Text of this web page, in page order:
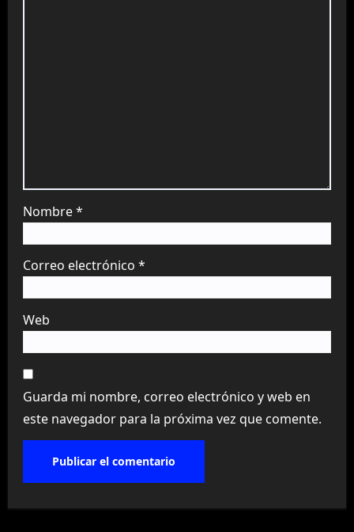
Nombre*
Correo electrónico *
Web
Guarda mi nombre, correo electrónico y web en
este navegador para la próxima vez que comente.